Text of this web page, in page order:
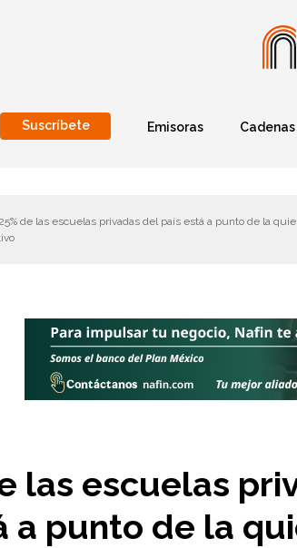
Suscríbete Emisoras Cadenas
de las escuelas privadas del país está a punto de la
las escuelas
a punto de la